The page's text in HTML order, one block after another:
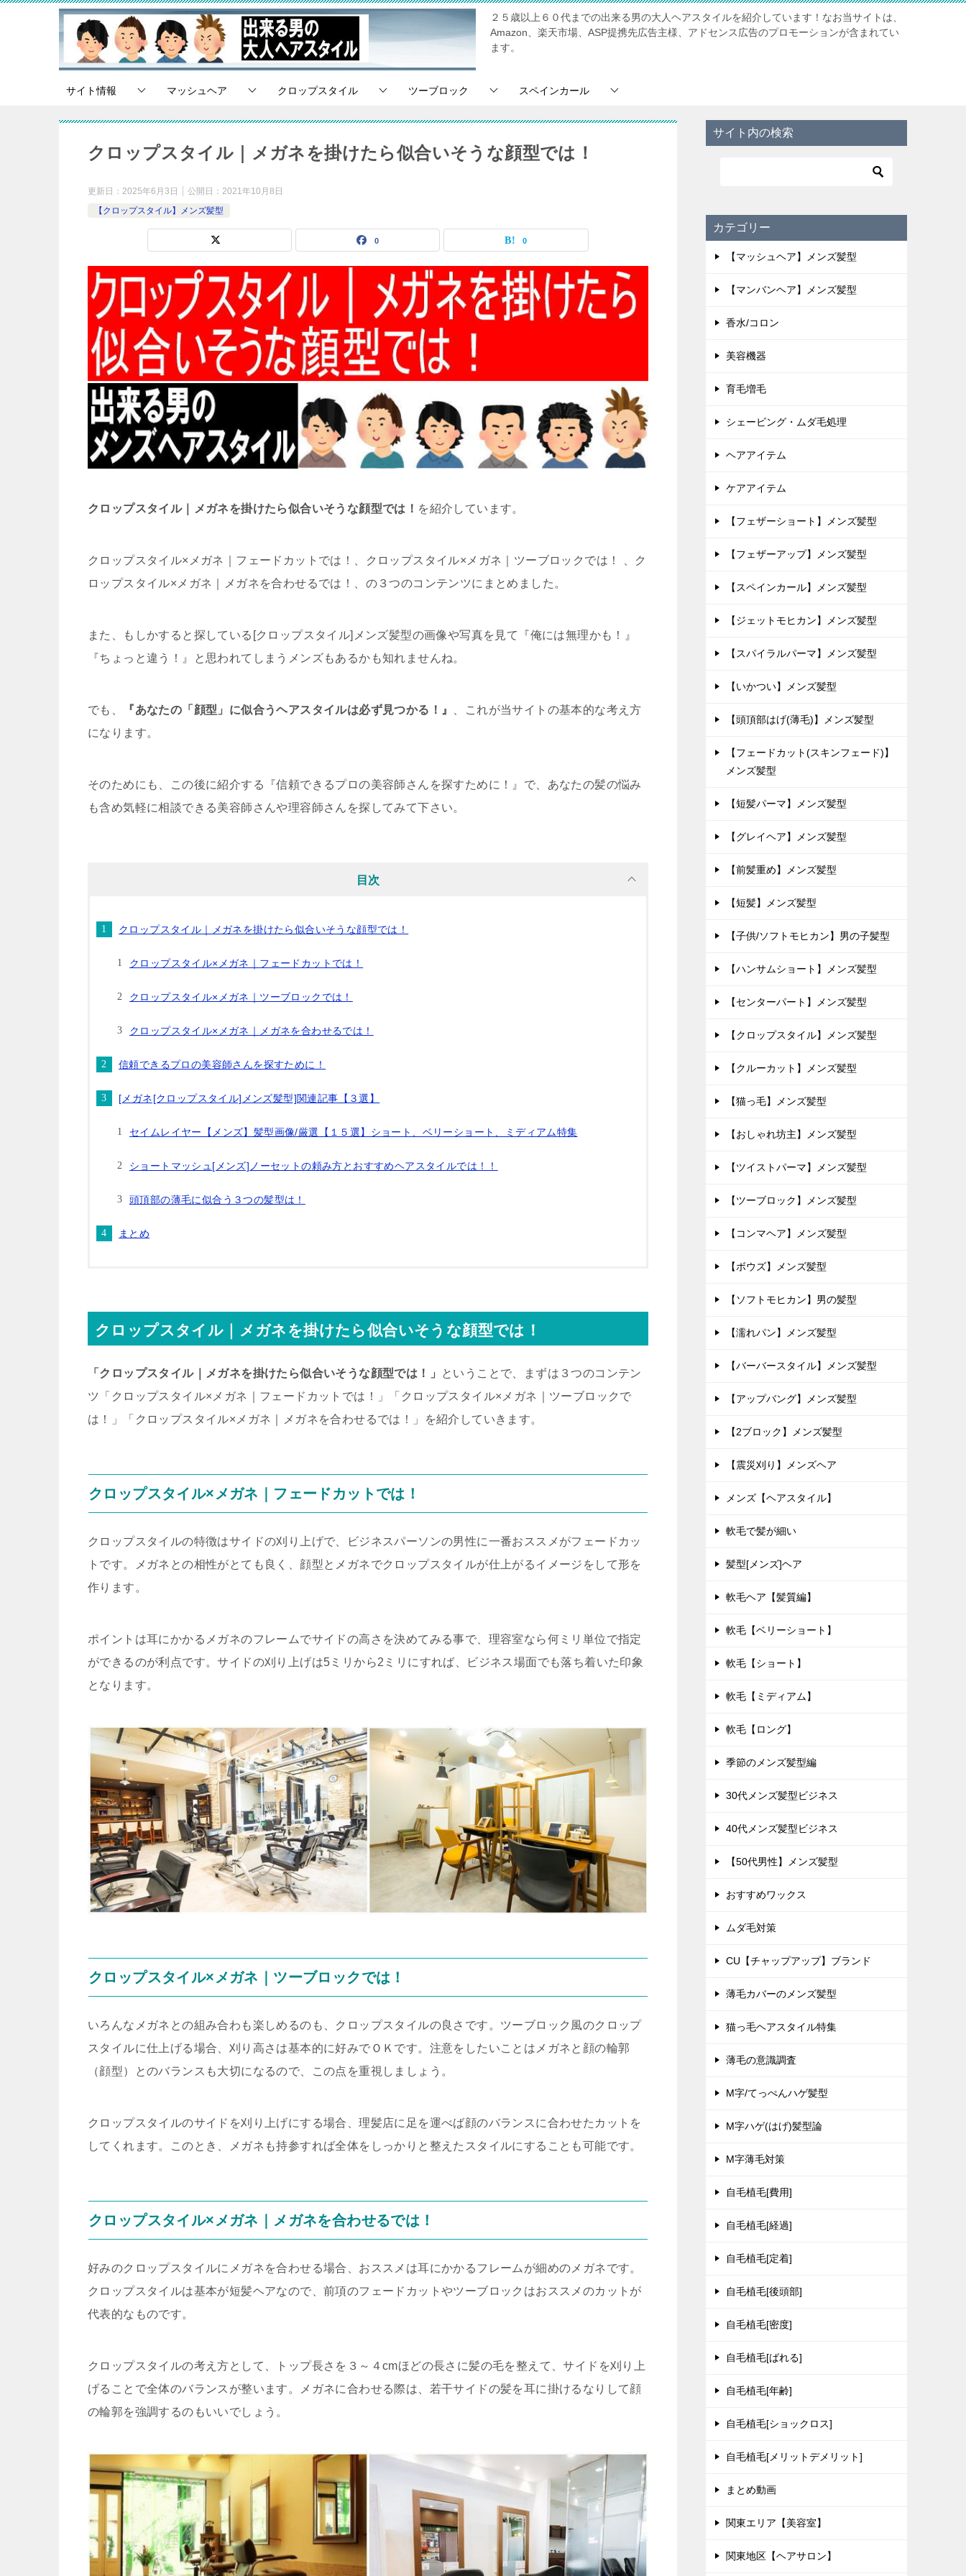
２５歳以上６０代までの出来る男の大人ヘアスタイルを紹介しています！なお当サイトは、
Amazon、楽天市場、ASP提携先広告主様、アドセンス広告のプロモーションが含まれてい
ます。
サイト情報 マッシュヘア クロップスタイル ツーブロック スペインカール
クロップスタイル｜メガネを掛けたら似合いそうな顔型では！
更新日： 2025年6月3日 公開日： 2021年10月8日
【クロップスタイル】メンズ髪型
0 0
クロップスタイル｜メガネを掛けたら似合いそうな顔型では！ を紹介しています。
クロップスタイル×メガネ｜フェードカットでは！、クロップスタイル×メガネ｜ツーブロックでは！ 、ク
ロップスタイル×メガネ｜メガネを合わせるでは！、の３つのコンテンツにまとめました。
また、もしかすると探している[クロップスタイル]メンズ髪型の画像や写真を見て『俺には無理かも！』
『ちょっと違う！』と思われてしまうメンズもあるかも知れませんね。
でも、 『あなたの「顔型」に似合うヘアスタイルは必ず見つかる！』
、これが当サイトの基本的な考え方
になります。
そのためにも、この後に紹介する『信頼できるプロの美容師さんを探すために！』で、あなたの髪の悩み
も含め気軽に相談できる美容師さんや理容師さんを探してみて下さい。
目次
クロップスタイル｜メガネを掛けたら似合いそうな顔型では！
クロップスタイル×メガネ｜フェードカットでは！
クロップスタイル×メガネ｜ツーブロックでは！
クロップスタイル×メガネ｜メガネを合わせるでは！
信頼できるプロの美容師さんを探すために！
[メガネ[クロップスタイル]メンズ髪型]関連記事【３選】
セイムレイヤー【メンズ】髪型画像/厳選【１５選】ショート、ベリーショート、ミディアム特集
ショートマッシュ[メンズ]ノーセットの頼み方とおすすめヘアスタイルでは！！
頭頂部の薄毛に似合う３つの髪型は！
まとめ
クロップスタイル｜メガネを掛けたら似合いそうな顔型では！
「クロップスタイル｜メガネを掛けたら似合いそうな顔型では！」
ということで、まずは３つのコンテン
ツ「クロップスタイル×メガネ｜フェードカットでは！」「クロップスタイル×メガネ｜ツーブロックで
は！」「クロップスタイル×メガネ｜メガネを合わせるでは！」を紹介していきます。
クロップスタイル×メガネ｜フェードカットでは！
クロップスタイルの特徴はサイドの刈り上げで、ビジネスパーソンの男性に一番おススメがフェードカッ
トです。メガネとの相性がとても良く、顔型とメガネでクロップスタイルが仕上がるイメージをして形を
作ります。
ポイントは耳にかかるメガネのフレームでサイドの高さを決めてみる事で、理容室なら何ミリ単位で指定
ができるのが利点です。サイドの刈り上げは5ミリから2ミリにすれば、ビジネス場面でも落ち着いた印象
となります。
クロップスタイル×メガネ｜ツーブロックでは！
いろんなメガネとの組み合わも楽しめるのも、クロップスタイルの良さです。ツーブロック風のクロップ
スタイルに仕上げる場合、刈り高さは基本的に好みでＯＫです。注意をしたいことはメガネと顔の輪郭
（顔型）とのバランスも大切になるので、この点を重視しましょう。
クロップスタイルのサイドを刈り上げにする場合、理髪店に足を運べば顔のバランスに合わせたカットを
してくれます。このとき、メガネも持参すれば全体をしっかりと整えたスタイルにすることも可能です。
クロップスタイル×メガネ｜メガネを合わせるでは！
好みのクロップスタイルにメガネを合わせる場合、おススメは耳にかかるフレームが細めのメガネです。
クロップスタイルは基本が短髪ヘアなので、前項のフェードカットやツーブロックはおススメのカットが
代表的なものです。
クロップスタイルの考え方として、トップ長さを３～４cmほどの長さに髪の毛を整えて、サイドを刈り上
げることで全体のバランスが整います。メガネに合わせる際は、若干サイドの髪を耳に掛けるなりして顔
の輪郭を強調するのもいいでしょう。
サイト内の検索
カテゴリー
【マッシュヘア】メンズ髪型
【マンバンヘア】メンズ髪型
香水/コロン
美容機器
育毛増毛
シェービング・ムダ毛処理
ヘアアイテム
ケアアイテム
【フェザーショート】メンズ髪型
【フェザーアップ】メンズ髪型
【スペインカール】メンズ髪型
【ジェットモヒカン】メンズ髪型
【スパイラルパーマ】メンズ髪型
【いかつい】メンズ髪型
【頭頂部はげ(薄毛)】メンズ髪型
【フェードカット(スキンフェード)】
メンズ髪型
【短髪パーマ】メンズ髪型
【グレイヘア】メンズ髪型
【前髪重め】メンズ髪型
【短髪】メンズ髪型
【子供/ソフトモヒカン】男の子髪型
【ハンサムショート】メンズ髪型
【センターパート】メンズ髪型
【クロップスタイル】メンズ髪型
【クルーカット】メンズ髪型
【猫っ毛】メンズ髪型
【おしゃれ坊主】メンズ髪型
【ツイストパーマ】メンズ髪型
【ツーブロック】メンズ髪型
【コンマヘア】メンズ髪型
【ボウズ】メンズ髪型
【ソフトモヒカン】男の髪型
【濡れパン】メンズ髪型
【バーバースタイル】メンズ髪型
【アップバング】メンズ髪型
【2ブロック】メンズ髪型
【震災刈り】メンズヘア
メンズ【ヘアスタイル】
軟毛で髪が細い
髪型[メンズ]ヘア
軟毛ヘア【髪質編】
軟毛【ベリーショート】
軟毛【ショート】
軟毛【ミディアム】
軟毛【ロング】
季節のメンズ髪型編
30代メンズ髪型ビジネス
40代メンズ髪型ビジネス
【50代男性】メンズ髪型
おすすめワックス
ムダ毛対策
CU【チャップアップ】ブランド
薄毛カバーのメンズ髪型
猫っ毛ヘアスタイル特集
薄毛の意識調査
M字/てっぺんハゲ髪型
M字ハゲ(はげ)髪型論
M字薄毛対策
自毛植毛[費用]
自毛植毛[経過]
自毛植毛[定着]
自毛植毛[後頭部]
自毛植毛[密度]
自毛植毛[ばれる]
自毛植毛[年齢]
自毛植毛[ショックロス]
自毛植毛[メリットデメリット]
まとめ動画
関東エリア【美容室】
関東地区【ヘアサロン】